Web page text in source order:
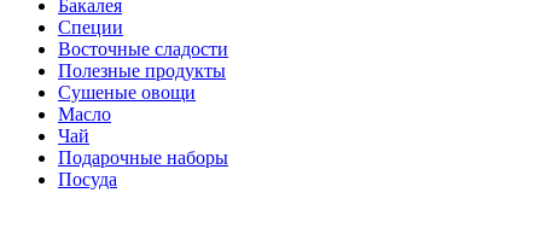
Бакалея
Специи
Восточные сладости
Полезные продукты
Сушеные овощи
Масло
Чай
Подарочные наборы
Посуда